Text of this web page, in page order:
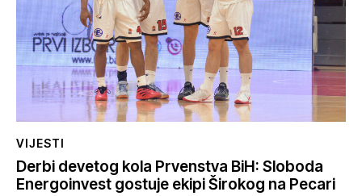
VIJESTI
Derbi devetog kola Prvenstva BiH: Sloboda
Energoinvest gostuje ekipi Širokog na Pecari